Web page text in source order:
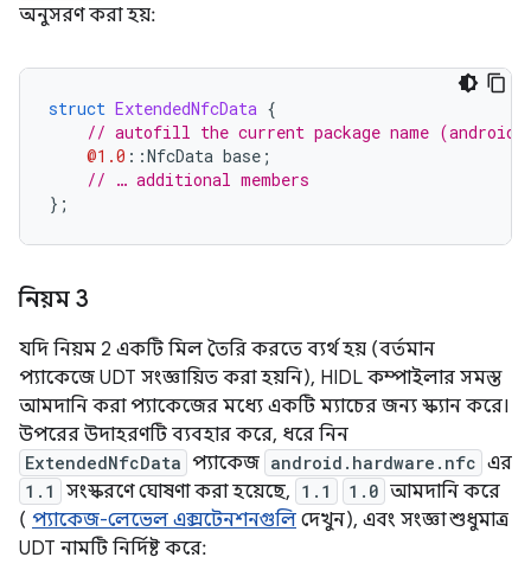
অনুসরণ করা হয়:
struct ExtendedNfcData {
// autofill the current package name
@1.0 ::NfcData base ;
// … additional members
};
নিয়ম 3
যদি নিয়ম 2 একটি মিল তৈরি করতে ব্যর্থ হয় (বর্তমান
প্যাকেজে UDT সংজ্ঞায়িত করা হয়নি), HIDL কম্পাইলার সমস্ত
আমদানি করা প্যাকেজের মধ্যে একটি ম্যাচের জন্য স্ক্যান করে।
উপরের উদাহরণটি ব্যবহার করে, ধরে নিন
ExtendedNfcData প্যাকেজ android.hardware.nfc এর
1.1 সংস্করণে ঘোষণা করা হয়েছে, 1.1 1.0 আমদানি করে
( প্যাকেজ-লেভেল এক্সটেনশনগুলি দেখুন), এবং সংজ্ঞা শুধুমাত্র
UDT নামটি নির্দিষ্ট করে: